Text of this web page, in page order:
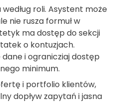
roli. Asystent może
nie rusza formuł w
ma dostęp do sekcji
o kontuzjach.
i ogranicziaj dostęp
minimum.
i portfolio klientów,
dopływ zapytań i jasna